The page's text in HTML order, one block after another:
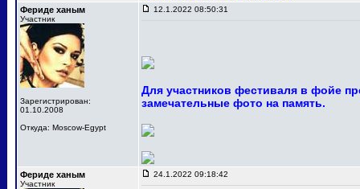
Фериде ханым
Участник
Зарегистрирован:
01.10.2008
Откуда: Moscow-Egypt
12.1.2022 08:50:31
Для участников фестиваля в фойе
замечательные фото на память.
Фериде ханым
Участник
24.1.2022 09:18:42